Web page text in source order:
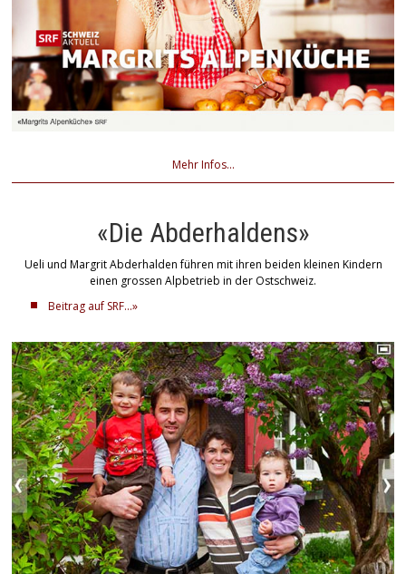
Mehr Infos...
«Die Abderhaldens»
Ueli und Margrit Abderhalden führen mit ihren beiden kleinen Kindern
einen grossen Alpbetrieb in der Ostschweiz.
Beitrag auf SRF...»